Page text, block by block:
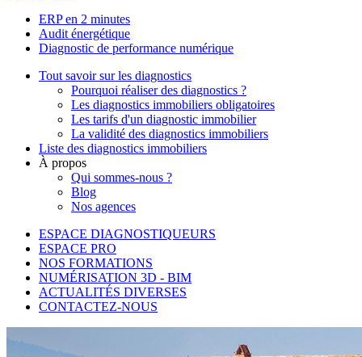
ERP en 2 minutes
Audit énergétique
Diagnostic de performance numérique
Tout savoir sur les diagnostics
Pourquoi réaliser des diagnostics ?
Les diagnostics immobiliers obligatoires
Les tarifs d'un diagnostic immobilier
La validité des diagnostics immobiliers
Liste des diagnostics immobiliers
À propos
Qui sommes-nous ?
Blog
Nos agences
ESPACE DIAGNOSTIQUEURS
ESPACE PRO
NOS FORMATIONS
NUMÉRISATION 3D - BIM
ACTUALITÉS DIVERSES
CONTACTEZ-NOUS